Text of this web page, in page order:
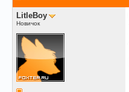
LitleBoy
Новичок